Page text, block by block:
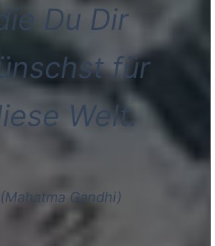
Du Dir
für
Welt.
(Mahatma Gandhi)